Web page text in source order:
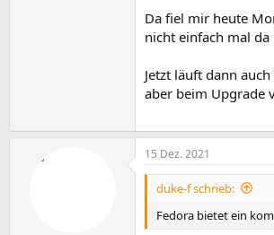
Da fiel mir heute
nicht einfach mal
Jetzt läuft dann
aber beim Upgrade
15 Dez. 2021
duke-f schrieb:
Fedora bietet ein